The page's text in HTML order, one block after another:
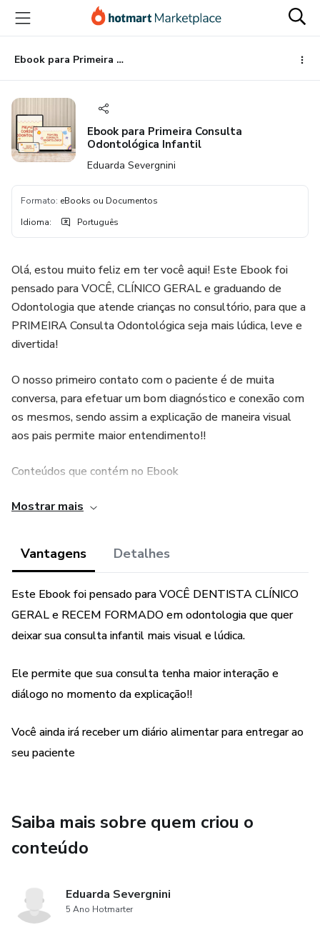
para
conteúdo
principal
para
pagamento
para
rodapé
Ebook para Primeira Consulta Odontológica Infantil
Ebook para Primeira Consulta
Odontológica Infantil
Eduarda Severgnini
Formato: eBooks ou Documentos
Idioma: Português
Olá, estou muito feliz em ter você aqui! Este Ebook foi
pensado para VOCÊ, CLÍNICO GERAL e graduando de
Odontologia que atende crianças no consultório, para que a
PRIMEIRA Consulta Odontológica seja mais lúdica, leve e
divertida!
O nosso primeiro contato com o paciente é de muita
conversa, para efetuar um bom diagnóstico e conexão com
os mesmos, sendo assim a explicação de maneira visual
aos pais permite maior entendimento!!
Conteúdos que contém no Ebook
- Avaliação inicial
- Mordedores
- Tipos de escovas de dentes
- Quantidade correta de creme dental
- Uso do fio dental
- Má oclusões
Mostrar mais
Vantagens Detalhes
Este Ebook foi pensado para VOCÊ DENTISTA CLÍNICO
GERAL e RECEM FORMADO em odontologia que quer
deixar sua consulta infantil mais visual e lúdica.
Ele permite que sua consulta tenha maior interação e
diálogo no momento da explicação!!
Você ainda irá receber um diário alimentar para entregar ao
seu paciente
Saiba mais sobre quem criou o
conteúdo
Eduarda Severgnini
5 Ano Hotmarter